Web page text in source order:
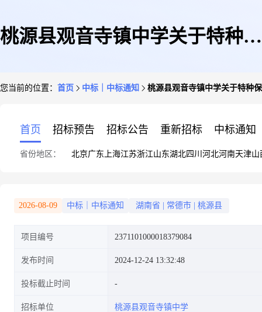
桃源县观音寺镇中学关于特种保
您当前的位置： 首页 中标｜中标通知 桃源县观音寺镇中学关于特种
首页 招标预告 招标公告 重新招标 中标通知
省份地区： 北京广东 上海江苏浙江山东湖北四川 河北河南天津山
2026-08-09 中标｜中标通知 湖南省 常德市 桃源县
项目编号 2371101000018379084
发布时间 2024-12-24 13:32:48
投标截止时间
招标单位 桃源县观音寺镇中学